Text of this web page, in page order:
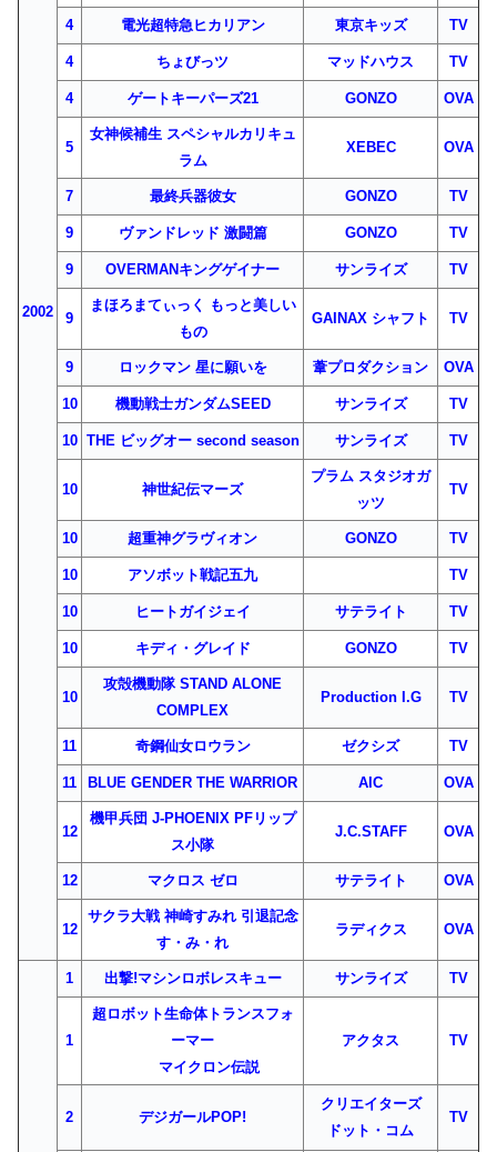
2002
4 電光超特急ヒカリアン 東京キッズ TV
4 ちょびっツ マッドハウス TV
4 ゲートキーパーズ21 GONZO OVA
5
女神候補生 スペシャルカリキュ
ラム
XEBEC OVA
7 最終兵器彼女 GONZO TV
9 ヴァンドレッド 激闘篇 GONZO TV
9 OVERMANキングゲイナー サンライズ TV
9
まほろまてぃっく もっと美しい
もの
GAINAX シャフト TV
9 ロックマン 星に願いを 葦プロダクション OVA
10 機動戦士ガンダムSEED サンライズ TV
10 THE ビッグオー second season サンライズ TV
10 神世紀伝マーズ
プラム スタジオガ
ッツ
TV
10 超重神グラヴィオン GONZO TV
10 アソボット戦記五九 TV
10 ヒートガイジェイ サテライト TV
10 キディ・グレイド GONZO TV
10
攻殻機動隊 STAND ALONE
COMPLEX
Production I.G TV
11 奇鋼仙女ロウラン ゼクシズ TV
11 BLUE GENDER THE WARRIOR AIC OVA
12
機甲兵団 J-PHOENIX PFリップ
ス小隊
J.C.STAFF OVA
12 マクロス ゼロ サテライト OVA
12
サクラ大戦 神崎すみれ 引退記念
す・み・れ
ラディクス OVA
1 出撃!マシンロボレスキュー サンライズ TV
1
超ロボット生命体トランスフォ
ーマー
マイクロン伝説
アクタス TV
2 デジガールPOP!
クリエイターズ
ドット・コム
TV